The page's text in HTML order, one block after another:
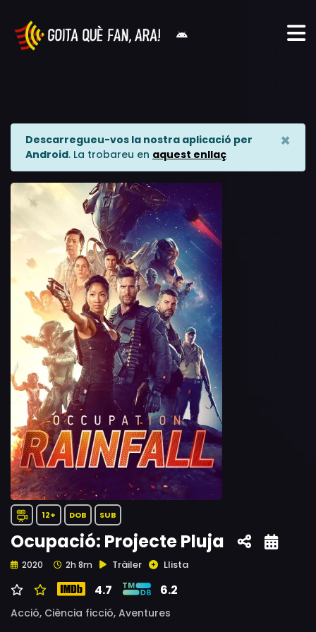
Descarregueu-vos la nostra aplicació per
Android. La trobareu en aquest enllaç
×
12+ DOB SUB
Ocupació: Projecte Pluja
2020 2h 8m Tràiler Llista
4.7 6.2
Acció, Ciència ficció, Aventures